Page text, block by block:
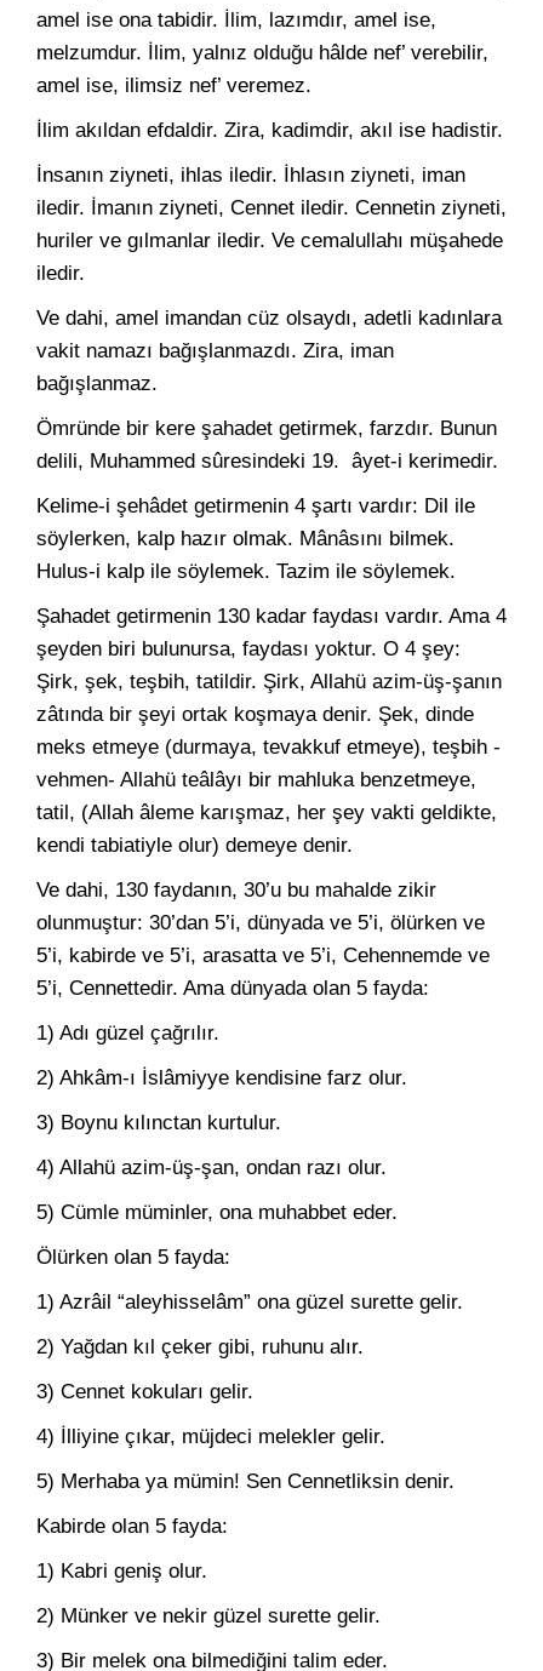
amel ise ona tabidir. İlim, lazımdır, amel ise,
melzumdur. İlim, yalnız olduğu hâlde nef’ verebilir,
amel ise, ilimsiz nef’ veremez.
İlim akıldan efdaldir. Zira, kadimdir, akıl ise hadistir.
İnsanın ziyneti, ihlas iledir. İhlasın ziyneti, iman
iledir. İmanın ziyneti, Cennet iledir. Cennetin ziyneti,
huriler ve gılmanlar iledir. Ve cemalullahı müşahede
iledir.
Ve dahi, amel imandan cüz olsaydı, adetli kadınlara
vakit namazı bağışlanmazdı. Zira, iman
bağışlanmaz.
Ömründe bir kere şahadet getirmek, farzdır. Bunun
delili, Muhammed sûresindeki 19. âyet-i kerimedir.
Kelime-i şehâdet getirmenin 4 şartı vardır: Dil ile
söylerken, kalp hazır olmak. Mânâsını bilmek.
Hulus-i kalp ile söylemek. Tazim ile söylemek.
Şahadet getirmenin 130 kadar faydası vardır. Ama 4
şeyden biri bulunursa, faydası yoktur. O 4 şey:
Şirk, şek, teşbih, tatildir. Şirk, Allahü azim-üş-şanın
zâtında bir şeyi ortak koşmaya denir. Şek, dinde
meks etmeye (durmaya, tevakkuf etmeye), teşbih -
vehmen- Allahü teâlâyı bir mahluka benzetmeye,
tatil, (Allah âleme karışmaz, her şey vakti geldikte,
kendi tabiatiyle olur) demeye denir.
Ve dahi, 130 faydanın, 30’u bu mahalde zikir
olunmuştur: 30’dan 5’i, dünyada ve 5’i, ölürken ve
5’i, kabirde ve 5’i, arasatta ve 5’i, Cehennemde ve
5’i, Cennettedir. Ama dünyada olan 5 fayda:
1) Adı güzel çağrılır.
2) Ahkâm-ı İslâmiyye kendisine farz olur.
3) Boynu kılınctan kurtulur.
4) Allahü azim-üş-şan, ondan razı olur.
5) Cümle müminler, ona muhabbet eder.
Ölürken olan 5 fayda:
1) Azrâil “aleyhisselâm” ona güzel surette gelir.
2) Yağdan kıl çeker gibi, ruhunu alır.
3) Cennet kokuları gelir.
4) İlliyine çıkar, müjdeci melekler gelir.
5) Merhaba ya mümin! Sen Cennetliksin denir.
Kabirde olan 5 fayda:
1) Kabri geniş olur.
2) Münker ve nekir güzel surette gelir.
3) Bir melek ona bilmediğini talim eder.